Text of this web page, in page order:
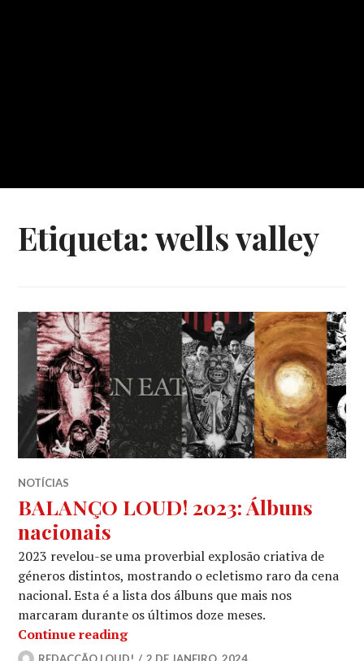
Etiqueta:wells valley
NOTÍCIAS
BALANÇO LOUD! 2023: Álbuns
nacionais
2023 revelou-se uma proverbial explosão criativa de
géneros distintos, mostrando o ecletismo raro da cena
nacional. Esta é a lista dos álbuns que mais nos
marcaram durante os últimos doze meses.
Continue readingBALANÇO LOUD! 2023: Álbuns
REDACÇÃO LOUD! 2 DE JANEIRO, 2024